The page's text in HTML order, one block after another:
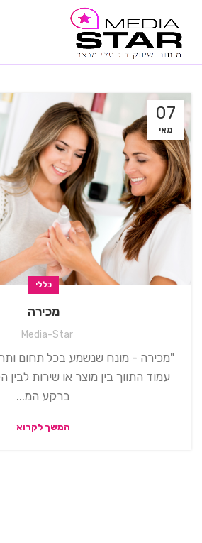
07
מאי
כללי
מכירה
Media-Star
"מכירה - מונח שנשמע בכל תחום
עמוד התווך בין מוצר או שירות לבין
ברקע המ...
המשך לקרוא